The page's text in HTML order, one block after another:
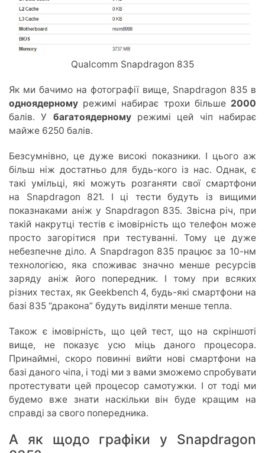
Qualcomm Snapdragon 835
Як ми бачимо на фотографії вище, Snapdragon 835 в
одноядерному режимі набирає трохи більше 2000
балів. У багатоядерномурежимі цей чіп набирає
майже 6250 балів.
Безсумнівно, це дуже високі показники. І цього аж
більш ніж достатньо для будь-кого із нас. Однак, є
такі умільці, які можуть розганяти свої смартфони
на Snapdragon 821. І ці тести будуть із вищими
показнаками аніж у Snapdragon 835. Звісна річ, при
такій накрутці тестів є імовірність що телефон може
просто загорітися при тестуванні. Тому це дуже
небезпечне діло. А Snapdragon 835 працює за 10-нм
технологією, яка споживає значно менше ресурсів
заряду аніж його попередник. І тому при всяких
різних тестах, як Geekbench 4, будь-які смартфони на
базі 835 “дракона” будуть виділяти менше тепла.
Також є імовірність, що цей тест, що на скріншоті
вище, не показує усю міць даного процесора.
Принаймні, скоро повинні вийти нові смартфони на
базі даного чіпа, і тоді ми з вами зможемо спробувати
протестувати цей процесор самотужки. І от тоді ми
будемо вже знати наскільки він буде кращим на
справді за свого попередника.
А як щодо графіки у Snapdragon